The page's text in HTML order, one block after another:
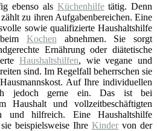
ebenso als Küchenhilfetätig. Denn
zu ihren Aufgabenbereichen. Eine
sowie qualifizierte Haushaltshilfe
Kochen abnehmen. Sie sorgt
Ernährung oder diätetische
Haushaltshilfen, wie vegane und
sind. Im Regelfall beherrschen sie
Auf Ihre individuellen
jedoch gerne ein. Das ist bei
Haushalt und vollzeitbeschäftigten
und hilfreich. Eine Haushaltshilfe
beispielsweise Ihre Kinder von der